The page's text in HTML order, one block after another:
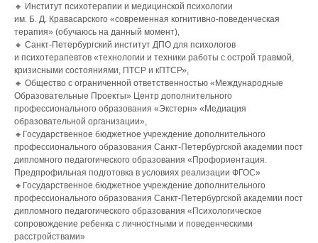
🔸 Институт психотерапии и медицинской психологии
им. Б. Д. Кравасарского «современная когнитивно-поведенческая
терапия» (обучаюсь на данный момент),
🔸 Санкт-Петербургский институт ДПО для психологов
и психотерапевтов «технологии и техники работы с острой травмой,
кризисными состояниями, ПТСР и кПТСР»,
🔸 Общество с ограниченной ответственностью «Международные
Образовательные Проекты» Центр дополнительного
профессионального образования «Экстерн» «Медиация
образовательной организации»,
🔸Государственное бюджетное учреждение дополнительного
профессионального образования Санкт-Петербургской академии пост
дипломного педагогического образования «Профориентация.
Предпрофильная подготовка в условиях реализации ФГОС»
🔸Государственное бюджетное учреждение дополнительного
профессионального образования Санкт-Петербургской академии пост
дипломного педагогического образования «Психологическое
сопровождение ребенка с личностными и поведенческими
расстройствами»